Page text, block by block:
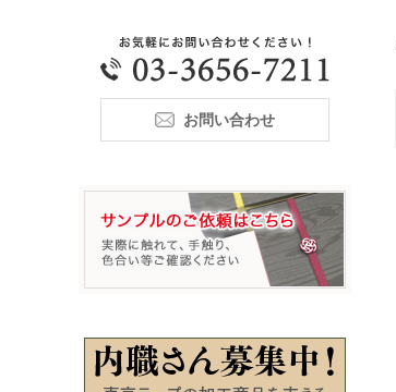
お問い合わせ